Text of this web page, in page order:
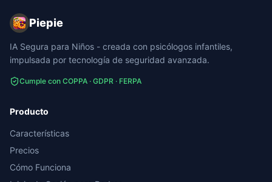
Piepie
IA Segura para Niños - creada con psicólogos infantiles,
impulsada por tecnología de seguridad avanzada.
Cumple con COPPA · GDPR · FERPA
Producto
Características
Precios
Cómo Funciona